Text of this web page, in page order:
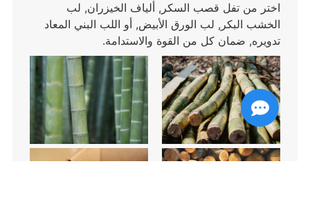
اختر من تفل قصب السكر, ألياف الخيزران, لب
الخشب البكر, لب الورق الأبيض, أو اللب البني المعاد
تدويره, ضمان كل من القوة والاستدامة.